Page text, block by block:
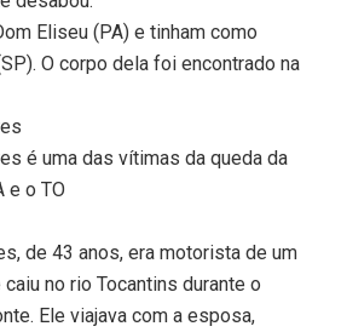
Eliseu (PA) e tinham como
O corpo dela foi encontrado na
é uma das vítimas da queda da
e o TO
de 43 anos, era motorista de um
no rio Tocantins durante o
Ele viajava com a esposa,